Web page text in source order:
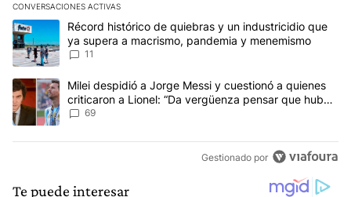
CONVERSACIONES ACTIVAS
Este listado muestra los artículos con más comentarios en los
Un artículo de tendencia con el título "Récord histórico de
Récord histórico de quiebras y un industricidio que
ya supera a macrismo, pandemia y menemismo
11
Un artículo de tendencia con el título "Milei despidió a Jorge
Milei despidió a Jorge Messi y cuestionó a quienes
criticaron a Lionel: “Da vergüenza pensar que hubo
anti-Messi”
69
Gestionado por